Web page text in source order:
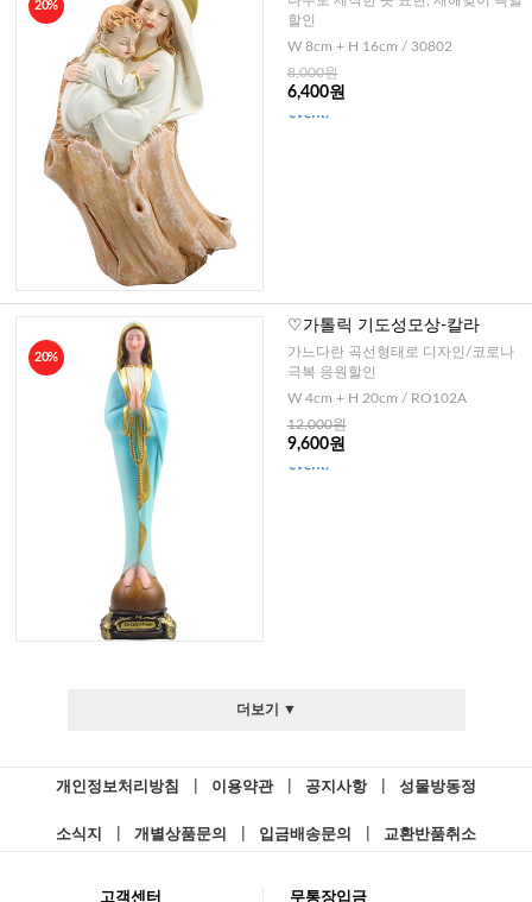
20%
할인
W 8cm + H 16cm / 30802
8,000원
6,400원
20%
♡가톨릭 기도성모상-칼라
가느다란 곡선형태로 디자인/코로나
극복 응원할인
W 4cm + H 20cm / RO102A
12,000원
9,600원
더보기 ▼
개인정보처리방침 이용약관 공지사항 성물방동정
소식지 개별상품문의 입금배송문의 교환반품취소
고객센터 무통장입금